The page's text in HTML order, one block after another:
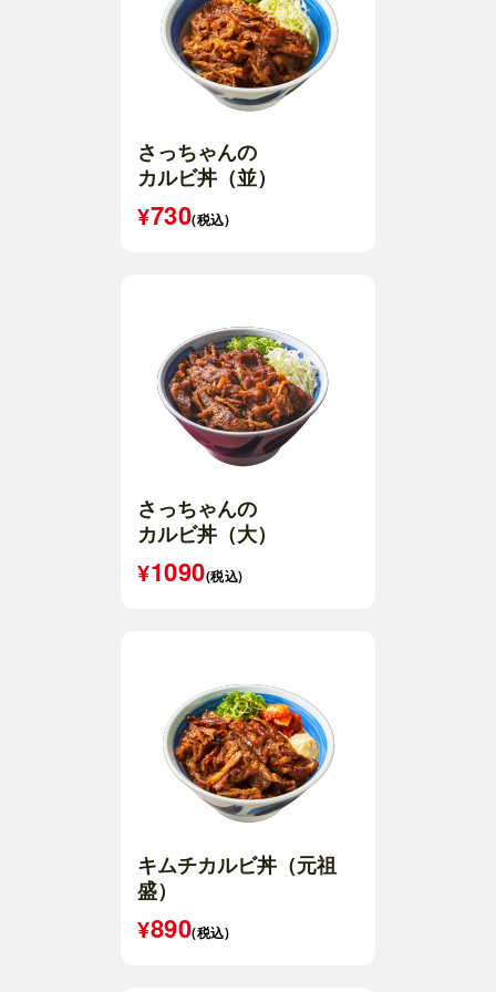
さっちゃんの
カルビ丼（並）
730(税込)
さっちゃんの
カルビ丼（大）
1090(税込)
キムチカルビ丼（元祖
盛）
890(税込)